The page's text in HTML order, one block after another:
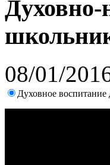
Духовно-
08/01/
Духовное воспитание